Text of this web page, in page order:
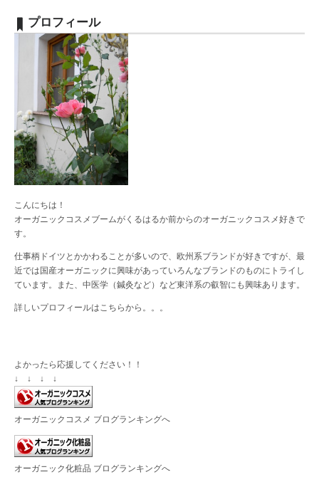
プロフィール
こんにちは！
オーガニックコスメブームがくるはるか前からのオーガニックコスメ好きで
す。
仕事柄ドイツとかかわることが多いので、欧州系ブランドが好きですが、最
近では国産オーガニックに興味があっていろんなブランドのものにトライし
ています。また、中医学（鍼灸など）など東洋系の叡智にも興味あります。
詳しいプロフィールはこちらから。。。
よかったら応援してください！！
↓ ↓ ↓ ↓
オーガニックコスメ ブログランキングへ
オーガニック化粧品 ブログランキングへ